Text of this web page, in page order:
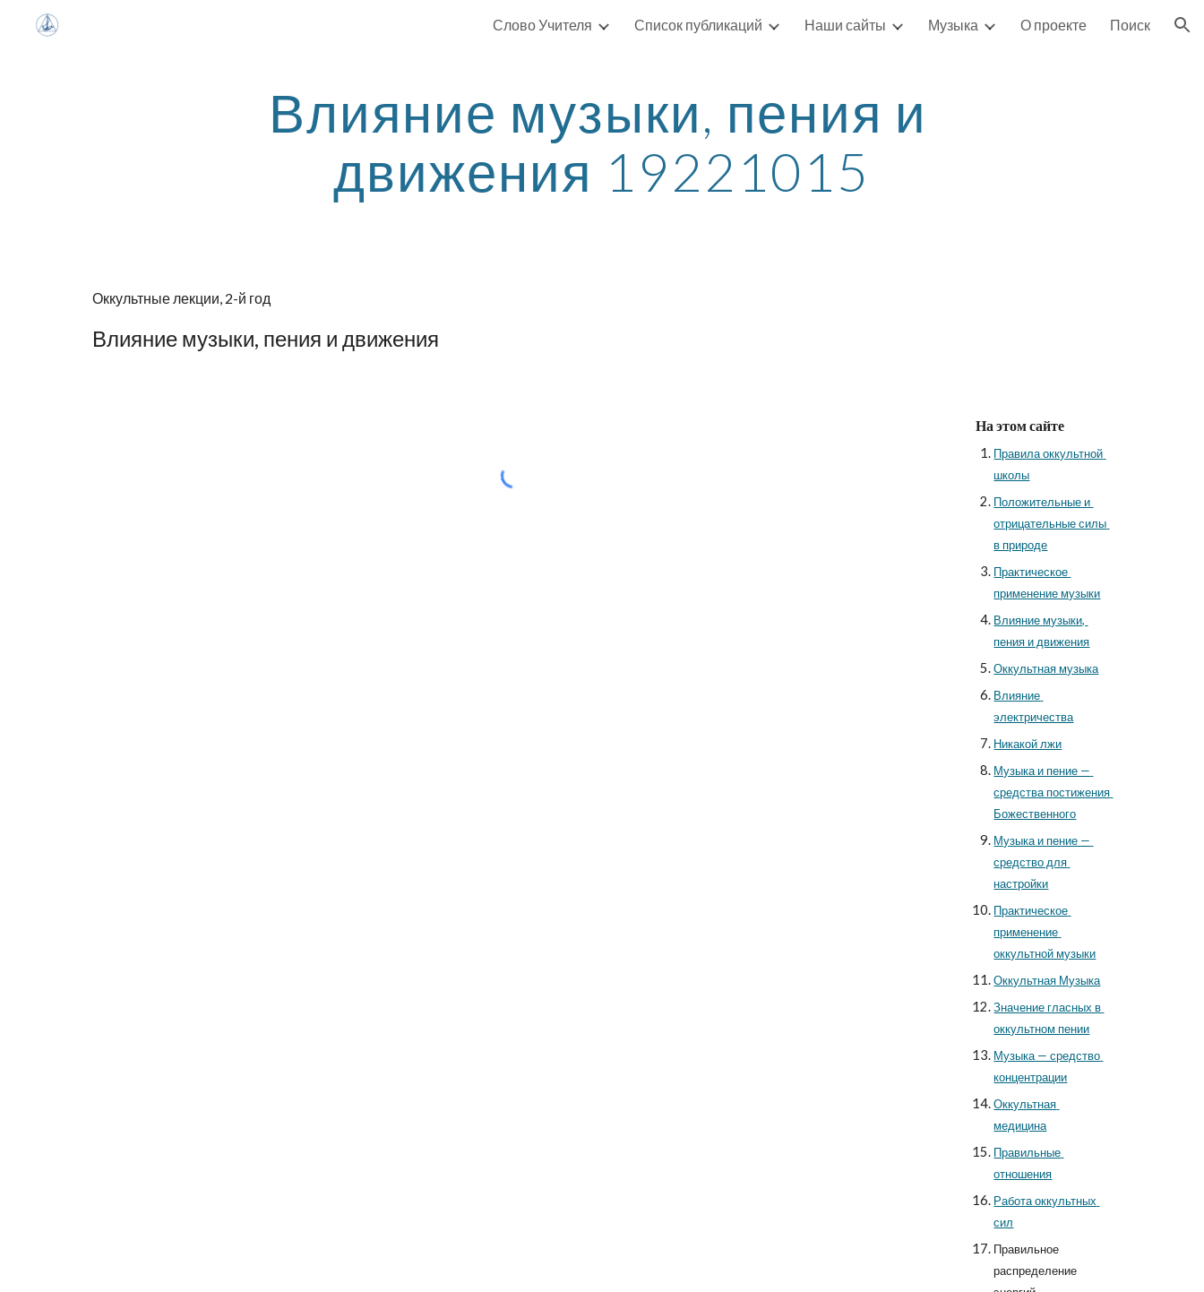
Skip to main content Skip to navigation
Слово Учителя Список публикаций Наши сайты Музыка О проекте Поиск
Влияние музыки, пения и
движения 19221015
Оккультные лекции, 2-й год
Влияние музыки, пения и движения
На этом сайте
Правила оккультной
школы
Положительные и
отрицательные силы
в природе
Практическое
применение музыки
Влияние музыки,
пения и движения
Оккультная музыка
Влияние
электричества
Никакой лжи
Музыка и пение —
средства постижения
Божественного
Музыка и пение —
средство для
настройки
Практическое
применение
оккультной музыки
Оккультная Музыка
Значение гласных в
оккультном пении
Музыка — средство
концентрации
Оккультная
медицина
Правильные
отношения
Работа оккультных
сил
Правильное
распределение